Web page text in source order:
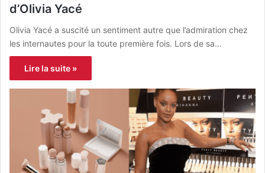
d’Olivia Yacé
Olivia Yacé a suscité un sentiment autre que l’admiration chez
les internautes pour la toute première fois. Lors de sa…
Lire la suite »